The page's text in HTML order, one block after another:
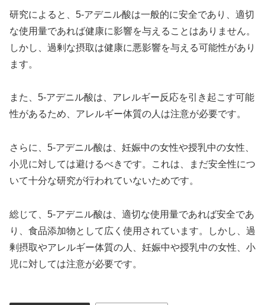
研究によると、5-アデニル酸は一般的に安全であり、適切
な使用量であれば健康に影響を与えることはありません。
しかし、過剰な摂取は健康に悪影響を与える可能性があり
ます。
また、5-アデニル酸は、アレルギー反応を引き起こす可能
性があるため、アレルギー体質の人は注意が必要です。
さらに、5-アデニル酸は、妊娠中の女性や授乳中の女性、
小児に対しては避けるべきです。これは、まだ安全性につ
いて十分な研究が行われていないためです。
総じて、5-アデニル酸は、適切な使用量であれば安全であ
り、食品添加物として広く使用されています。しかし、過
剰摂取やアレルギー体質の人、妊娠中や授乳中の女性、小
児に対しては注意が必要です。